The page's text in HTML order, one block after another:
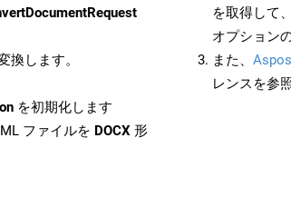
換します。
を初期化します
ファイルを DOCX 形
を取得して
オプション
また、
レンスを参